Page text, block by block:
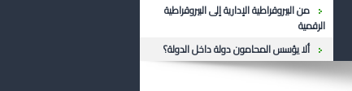
من البيروقراطية الإدارية إلى البيروقراطية
الرقمية
ألا يؤسس المحامون دولة داخل الدولة؟